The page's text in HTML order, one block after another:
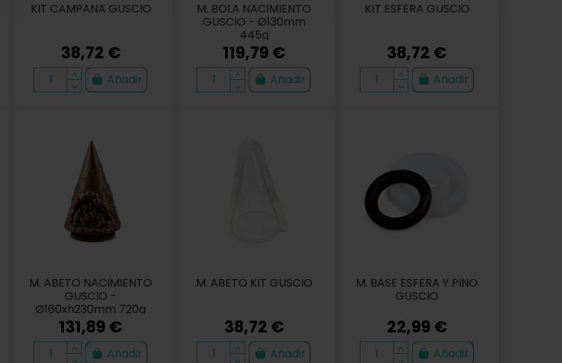
KIT CAMPANA GUSCIO
38,72 €
Añadir
M. BOLA NACIMIENTO
GUSCIO - Ø130mm
445g
119,79 €
Añadir
KIT ESFERA GUSCIO
38,72 €
Añadir
M. ABETO NACIMIENTO
GUSCIO -
Ø160xh230mm 720g
131,89 €
Añadir
M. ABETO KIT GUSCIO
38,72 €
Añadir
M. BASE ESFERA Y PINO
GUSCIO
22,99 €
Añadir